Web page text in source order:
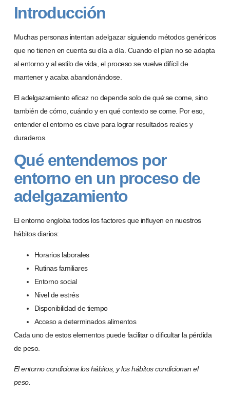
Introducción
Muchas personas intentan adelgazar siguiendo métodos genéricos
que no tienen en cuenta su día a día. Cuando el plan no se adapta
alentorno y al estilo de vida , el proceso se vuelve difícil de
mantener y acaba abandonándose.
El adelgazamiento eficaz no depende solo de qué se come, sino
también decómo, cuándo y en quécontexto se come. Por eso,
entender el entorno es clave para lograr resultados reales y
duraderos.
Qué entendemos por
entorno en un proceso de
adelgazamiento
El entorno engloba todos los factores que influyen en nuestros
hábitos diarios:
Horarios laborales
Rutinas familiares
Entorno social
Nivel de estrés
Disponibilidad de tiempo
Acceso a determinados alimentos
Cada uno de estos elementos puede facilitar o dificultar la pérdida
de peso.
El entorno condiciona los hábitos, y los hábitos condicionan el
peso.